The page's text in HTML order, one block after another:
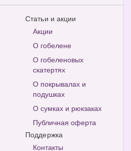
Статьи и акции
Акции
О гобелене
О гобеленовых
скатертях
О покрывалах и
подушках
О сумках и рюкзаках
Публичная оферта
Поддержка
Контакты